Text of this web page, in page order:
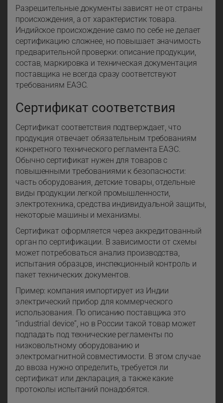
Разрешительные документы зависят не от страны
происхождения, а от характеристик товара.
Индийское происхождение само по себе не делает
сертификацию сложнее, но повышает значимость
предварительной проверки: описание продукции,
состав, маркировка и техническая документация
поставщика не всегда сразу соответствуют
требованиям ЕАЭС.
Сертификат соответствия
Сертификат соответствия подтверждает, что
продукция отвечает обязательным требованиям
конкретного технического регламента ЕАЭС.
Обычно сертификат нужен для товаров с
повышенными требованиями к безопасности:
часть оборудования, детские товары, отдельные
виды продукции легкой промышленности,
электротехника, средства индивидуальной защиты,
некоторые машины и механизмы.
Сертификат оформляется через аккредитованный
орган по сертификации. В зависимости от схемы
может потребоваться анализ производства,
испытания образцов, инспекционный контроль и
пакет технических документов.
Пример: компания импортирует из Индии
электрический прибор для коммерческого
использования. По описанию поставщика это
“industrial device”, но в России такой товар может
подпадать под технические регламенты по
низковольтному оборудованию и
электромагнитной совместимости. В этом случае
до ввоза нужно определить, требуется ли
сертификат или декларация, а также какие
протоколы испытаний понадобятся.